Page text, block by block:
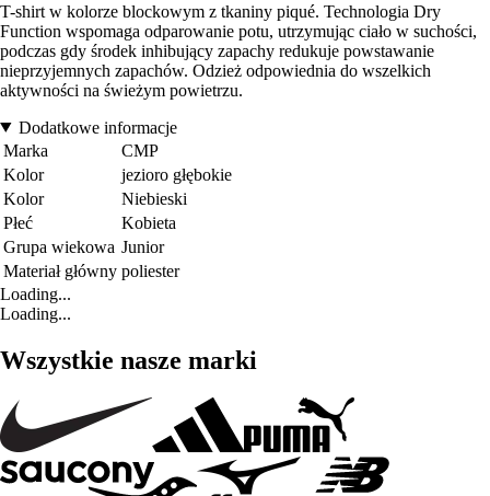
T-shirt w kolorze blockowym z tkaniny piqué. Technologia Dry
Function wspomaga odparowanie potu, utrzymując ciało w suchości,
podczas gdy środek inhibujący zapachy redukuje powstawanie
nieprzyjemnych zapachów. Odzież odpowiednia do wszelkich
aktywności na świeżym powietrzu.
Dodatkowe informacje
Marka
CMP
Kolor
jezioro głębokie
Kolor
Niebieski
Płeć
Kobieta
Grupa wiekowa Junior
Materiał główny poliester
Loading...
Loading...
Wszystkie nasze marki